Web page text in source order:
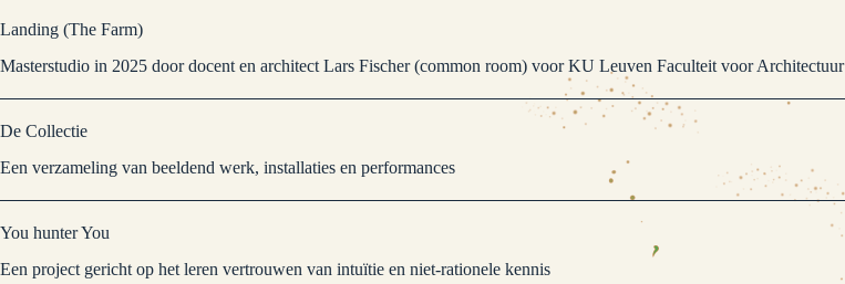
Landing (The Farm)
Masterstudio in 2025 door docent en architect Lars Fischer (common room) voor KU Leuven Faculteit voor Architectuur
De Collectie
Een verzameling van beeldend werk, installaties en performances
You hunter You
Een project gericht op het leren vertrouwen van intuïtie en niet-rationele kennis